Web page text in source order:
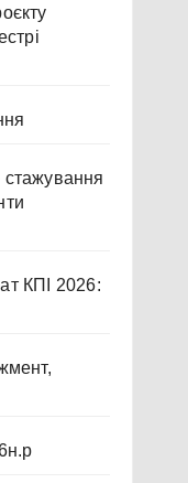
стажування
КПІ 2026: